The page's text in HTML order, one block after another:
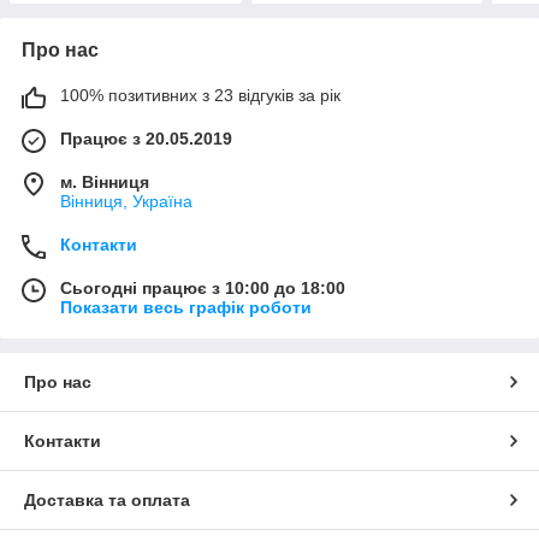
Про нас
100% позитивних з 23 відгуків за рік
Працює з 20.05.2019
м. Вінниця
Вінниця, Україна
Контакти
Сьогодні працює з 10:00 до 18:00
Показати весь графік роботи
Про нас
Контакти
Доставка та оплата